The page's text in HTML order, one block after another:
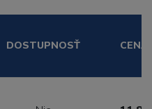
DOSTUPNOSŤ CENA